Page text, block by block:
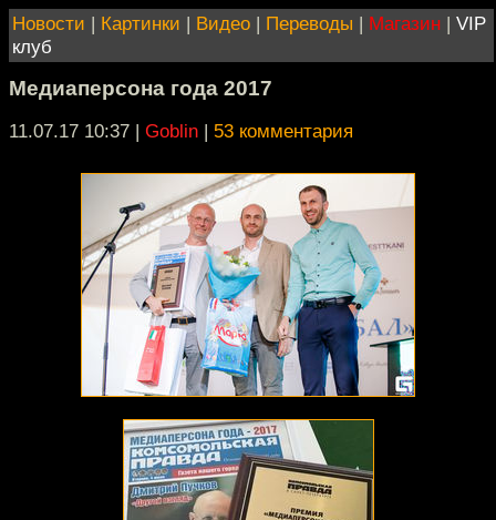
Новости | Картинки | Видео | Переводы | Магазин | VIP
клуб
Медиаперсона года 2017
11.07.17 10:37 | Goblin | 53 комментария